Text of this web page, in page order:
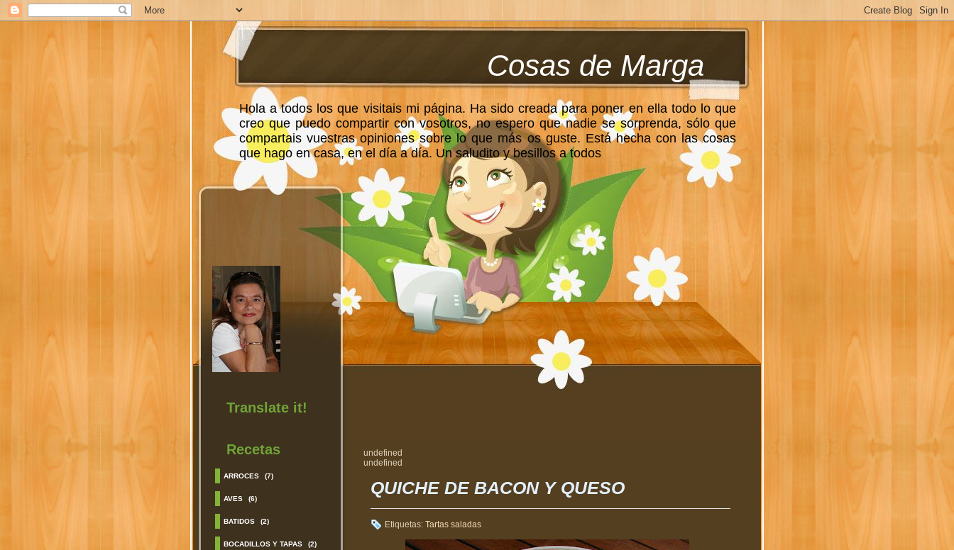
Cosas de Marga
Hola a todos los que visitais mi página. Ha sido creada para poner en ella todo lo que
creo que puedo compartir con vosotros, no espero que nadie se sorprenda, sólo que
compartais vuestras opiniones sobre lo que más os guste. Está hecha con las cosas
que hago en casa, en el día a día. Un saludito y besillos a todos
Translate it!
Recetas
ARROCES (7)
AVES (6)
BATIDOS (2)
BOCADILLOS Y TAPAS (2)
undefined
undefined
QUICHE DE BACON Y QUESO
Etiquetas: Tartas saladas